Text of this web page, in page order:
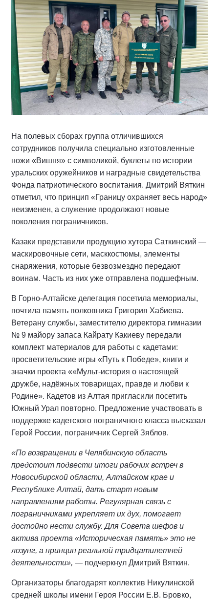
На полевых сборах группа отличившихся
сотрудников получила специально изготовленные
ножи «Вишня» с символикой, буклеты по истории
уральских оружейников и наградные свидетельства
Фонда патриотического воспитания. Дмитрий Вяткин
отметил, что принцип «Границу охраняет весь народ»
неизменен, а служение продолжают новые
поколения пограничников.
Казаки представили продукцию хутора Саткинский —
маскировочные сети, масккостюмы, элементы
снаряжения, которые безвозмездно передают
воинам. Часть из них уже отправлена подшефным.
В Горно-Алтайске делегация посетила мемориалы,
почтила память полковника Григория Хабиева.
Ветерану службы, заместителю директора гимназии
№ 9 майору запаса Кайрату Какиеву передали
комплект материалов для работы с кадетами:
просветительские игры «Путь к Победе», книги и
значки проекта ««Мульт-история о настоящей
дружбе, надёжных товарищах, правде и любви к
Родине». Кадетов из Алтая пригласили посетить
Южный Урал повторно. Предложение участвовать в
поддержке кадетского пограничного класса высказал
Герой России, пограничник Сергей Зяблов.
«По возвращении в Челябинскую область
предстоит подвести итоги рабочих встреч в
Новосибирской области, Алтайском крае и
Республике Алтай, дать старт новым
направлениям работы. Регулярная связь с
пограничниками укрепляет их дух, помогает
достойно нести службу. Для Совета шефов и
актива проекта «Историческая память» это не
лозунг, а принцип реальной тридцатилетней
деятельности», — подчеркнул Дмитрий Вяткин.
Организаторы благодарят коллектив Никулинской
средней школы имени Героя России Е.В. Бровко,